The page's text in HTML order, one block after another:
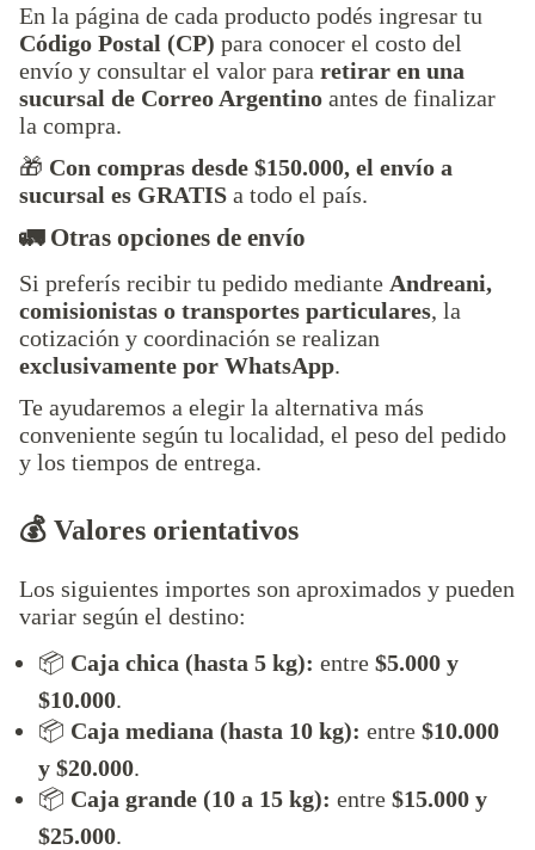
En la página de cada producto podés ingresar tu
Código Postal (CP) para conocer el costo del
envío y consultar el valor para retirar en una
sucursal de Correo Argentino antes de finalizar
la compra.
🎁 Con compras desde $150.000, el envío a
sucursal es GRATIS a todo el país.
🚛 Otras opciones de envío
Si preferís recibir tu pedido mediante Andreani,
comisionistas o transportes particulares, la
cotización y coordinación se realizan
exclusivamente por WhatsApp.
Te ayudaremos a elegir la alternativa más
conveniente según tu localidad, el peso del pedido
y los tiempos de entrega.
💰 Valores orientativos
Los siguientes importes son aproximados y pueden
variar según el destino:
📦 Caja chica (hasta 5 kg): entre $5.000 y
$10.000.
📦 Caja mediana (hasta 10 kg): entre $10.000
y $20.000.
📦 Caja grande (10 a 15 kg): entre $15.000 y
$25.000.